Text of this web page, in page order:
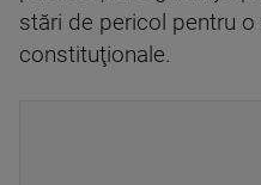
stări de pericol pentru o
constituţionale.